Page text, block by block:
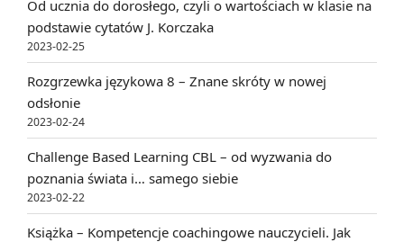
Od ucznia do dorosłego, czyli o wartościach w klasie na
podstawie cytatów J. Korczaka
2023-02-25
Rozgrzewka językowa 8 – Znane skróty w nowej
odsłonie
2023-02-24
Challenge Based Learning CBL – od wyzwania do
poznania świata i… samego siebie
2023-02-22
Książka – Kompetencje coachingowe nauczycieli. Jak